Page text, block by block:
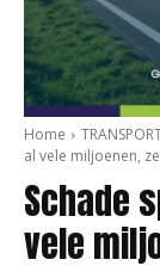
Home
al vele miljoenen,
Schade
vele